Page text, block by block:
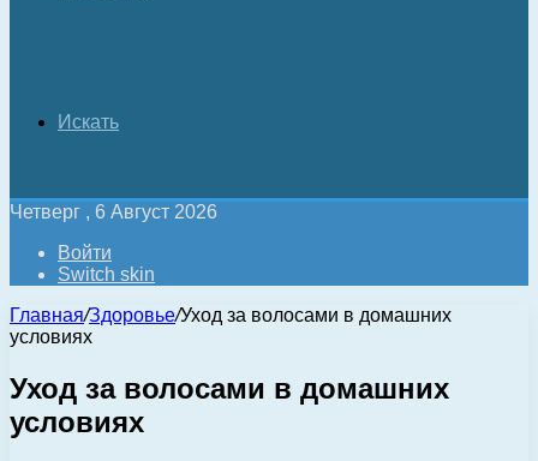
Искать
Четверг , 6 Август 2026
Войти
Switch skin
Главная/Здоровье/Уход за волосами в домашних
условиях
Уход за волосами в домашних
условиях